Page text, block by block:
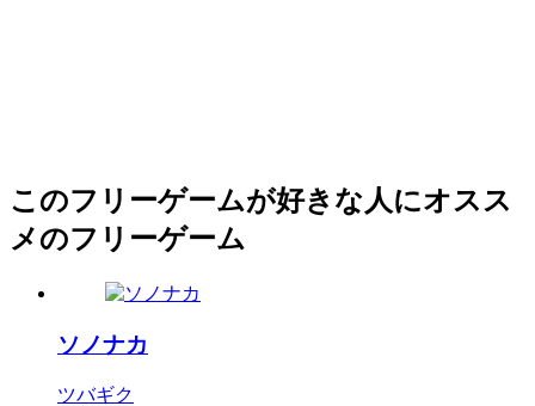
このフリーゲームが好きな人にオスス
メのフリーゲーム
ソノナカ
ツバギク